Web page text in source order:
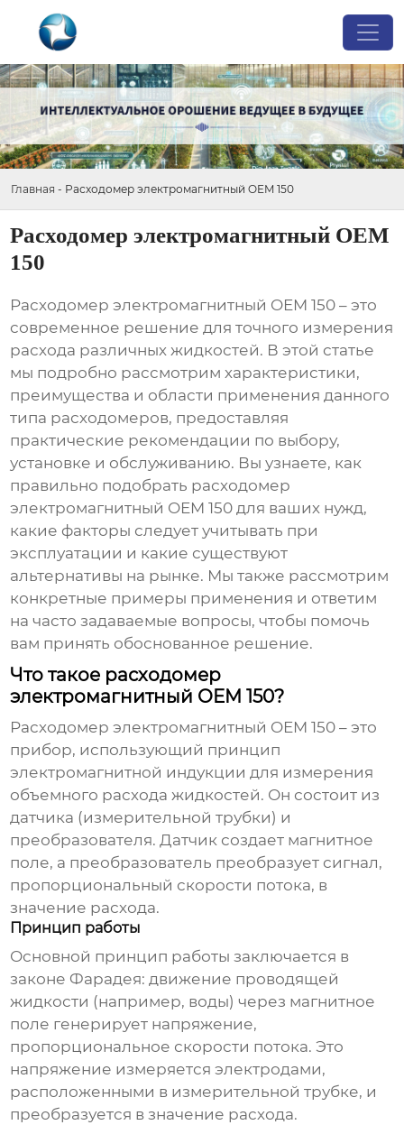
Главная - Расходомер электромагнитный OEM 150
Расходомер электромагнитный OEM
150
Расходомер электромагнитный OEM 150 – это
современное решение для точного измерения
расхода различных жидкостей. В этой статье
мы подробно рассмотрим характеристики,
преимущества и области применения данного
типа расходомеров, предоставляя
практические рекомендации по выбору,
установке и обслуживанию. Вы узнаете, как
правильно подобрать расходомер
электромагнитный OEM 150 для ваших нужд,
какие факторы следует учитывать при
эксплуатации и какие существуют
альтернативы на рынке. Мы также рассмотрим
конкретные примеры применения и ответим
на часто задаваемые вопросы, чтобы помочь
вам принять обоснованное решение.
Что такое расходомер
электромагнитный OEM 150?
Расходомер электромагнитный OEM 150 – это
прибор, использующий принцип
электромагнитной индукции для измерения
объемного расхода жидкостей. Он состоит из
датчика (измерительной трубки) и
преобразователя. Датчик создает магнитное
поле, а преобразователь преобразует сигнал,
пропорциональный скорости потока, в
значение расхода.
Принцип работы
Основной принцип работы заключается в
законе Фарадея: движение проводящей
жидкости (например, воды) через магнитное
поле генерирует напряжение,
пропорциональное скорости потока. Это
напряжение измеряется электродами,
расположенными в измерительной трубке, и
преобразуется в значение расхода.